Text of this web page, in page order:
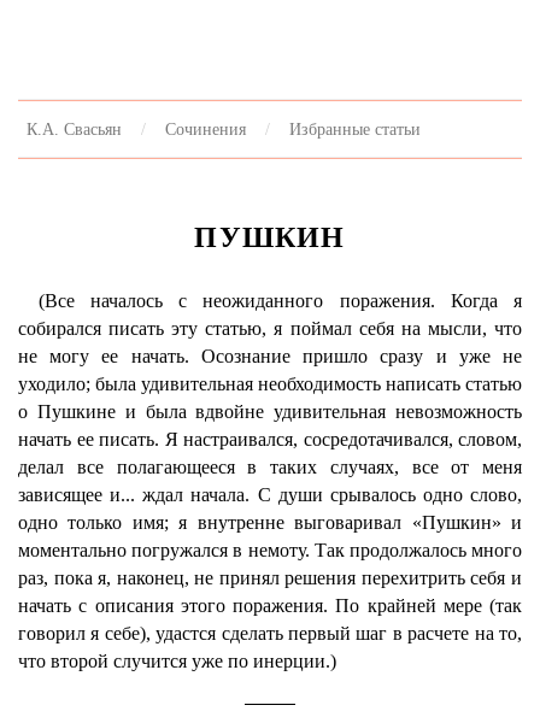
К.А. Свасьян Сочинения Избранные статьи
ПУШКИН
(Все началось с неожиданного поражения. Когда я
собирался писать эту статью, я поймал себя на мысли, что
не могу ее начать. Осознание пришло сразу и уже не
уходило; была удивительная необходимость написать статью
о Пушкине и была вдвойне удивительная невозможность
начать ее писать. Я настраивался, сосредотачивался, словом,
делал все полагающееся в таких случаях, все от меня
зависящее и... ждал начала. С души срывалось одно слово,
одно только имя; я внутренне выговаривал «Пушкин» и
моментально погружался в немоту. Так продолжалось много
раз, пока я, наконец, не принял решения перехитрить себя и
начать с описания этого поражения. По крайней мере (так
говорил я себе), удастся сделать первый шаг в расчете на то,
что второй случится уже по инерции.)